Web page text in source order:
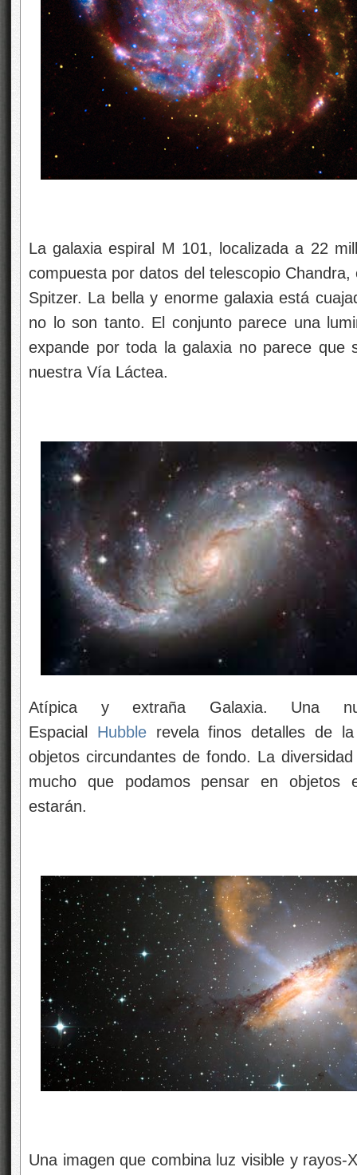
La galaxia espiral M 101, localizada a 22
compuesta por datos del telescopio
Spitzer. La bella y enorme galaxia está
no lo son tanto. El conjunto parece una
expande por toda la galaxia no parece que
nuestra Vía Láctea.
Atípica y extraña Galaxia. Una
Espacial Hubblerevela finos detalles de
objetos circundantes de fondo. La
mucho que podamos pensar en objetos
estarán.
Una imagen que combina luz visible y